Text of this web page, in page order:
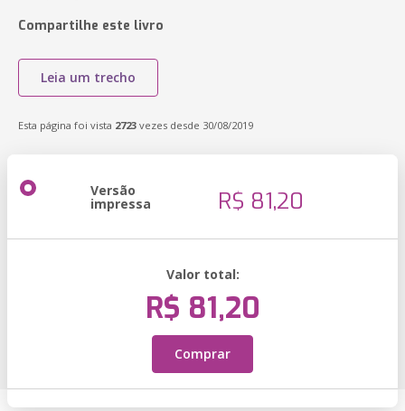
Compartilhe este livro
Leia um trecho
Esta página foi vista 2723 vezes desde 30/08/2019
Versão
impressa R$ 81,20
Valor total:
R$ 81,20
Comprar